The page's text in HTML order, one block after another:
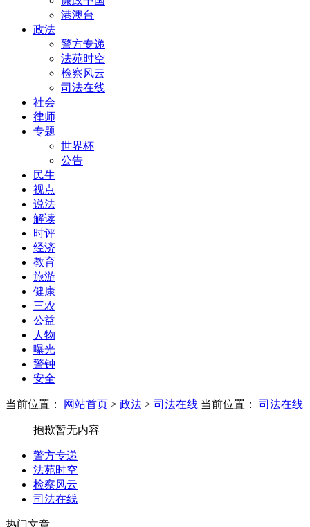
港澳台
政法
警方专递
法苑时空
检察风云
司法在线
社会
律师
专题
世界杯
公告
民生
视点
说法
解读
时评
经济
教育
旅游
健康
三农
公益
人物
曝光
警钟
安全
当前位置： 网站首页 > 政法 > 司法在线 当前位置： 司法在线
抱歉暂无内容
警方专递
法苑时空
检察风云
司法在线
热门文章